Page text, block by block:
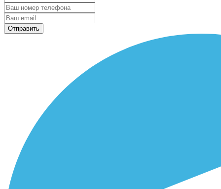
Отправить